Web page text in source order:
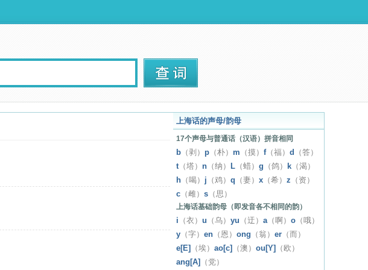
上海话的声母/韵母
17个声母与普通话（汉语）拼音相同
b （剥） p （朴） m （摸） f（福） d
（答）
t（塔） n （纳） L （蜡） g （鸽） k （渴）
h （喝） j （鸡） q （妻） x （希） z （资）
c （雌） s （思）
上海话基础韵母（即发音各不相同的韵）
i （衣） u （乌） yu （迂） a（啊） o （哦）
y （字） en （恩） ong （翁） er （而）
e[E]
（埃） ao[c] （澳） ou[Y]
（欧）
ang[A]
（党）